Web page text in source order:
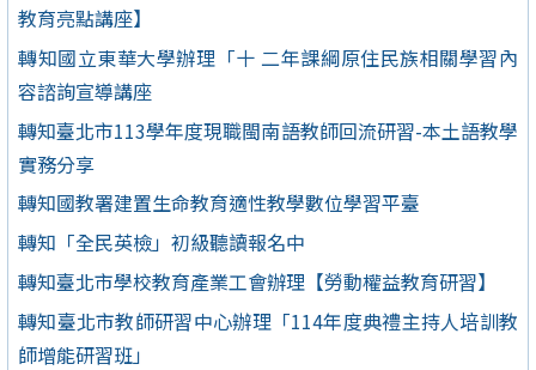
教育亮點講座】
轉知國立東華大學辦理「十 二年課綱原住民族相關學習內
容諮詢宣導講座
轉知臺北市113學年度現職閩南語教師回流研習-本土語教學
實務分享
轉知國教署建置生命教育適性教學數位學習平臺
轉知「全民英檢」初級聽讀報名中
轉知臺北市學校教育產業工會辦理【勞動權益教育研習】
轉知臺北市教師研習中心辦理「114年度典禮主持人培訓教
師增能研習班」